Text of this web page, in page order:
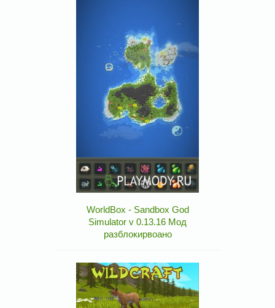
WorldBox - Sandbox God
Simulator v 0.13.16 Мод
разблокирвоано